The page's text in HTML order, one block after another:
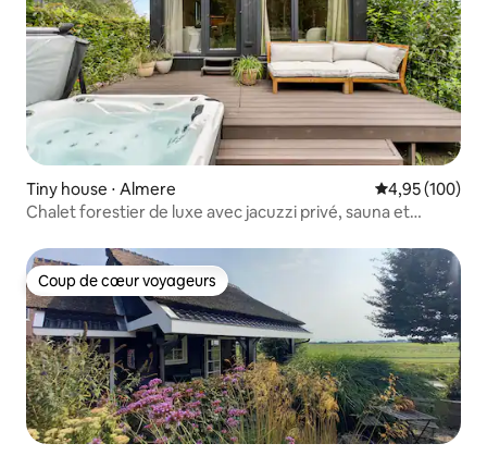
Tiny house ⋅ Almere Évaluation
4,95 (100)
Chalet forestier de luxe avec jacuzzi privé, sauna et
Coup de cœur voyageurs
Coup de cœur voyageurs